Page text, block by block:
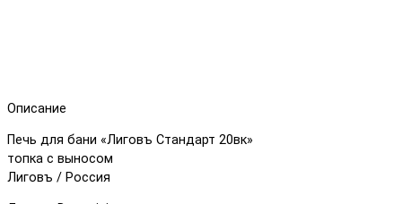
Описание
Печь для бани «Лиговъ Стандарт 20вк»
топка с выносом
Лиговъ / Россия